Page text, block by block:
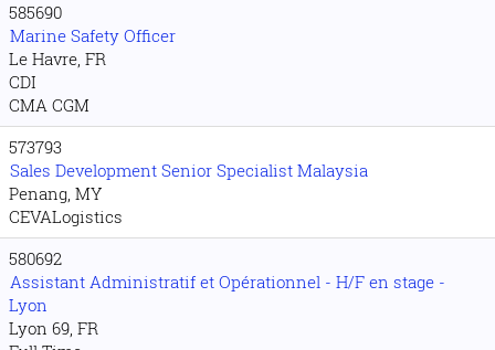
585690
Marine Safety Officer
Le Havre, FR
CDI
CMA CGM
573793
Sales Development Senior Specialist Malaysia
Penang, MY
CEVALogistics
580692
Assistant Administratif et Opérationnel - H/F en stage -
Lyon
Lyon 69, FR